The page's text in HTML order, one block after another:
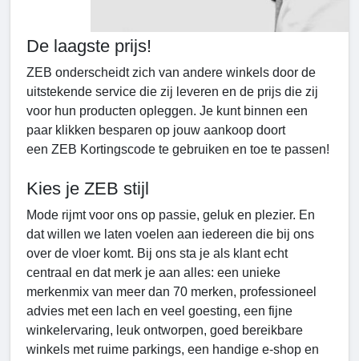
De laagste prijs!
ZEB onderscheidt zich van andere winkels door de
uitstekende service die zij leveren en de prijs die zij
voor hun producten opleggen. Je kunt binnen een
paar klikken besparen op jouw aankoop doort
een ZEB Kortingscode te gebruiken en toe te passen!
Kies je ZEB stijl
Mode rijmt voor ons op passie, geluk en plezier. En
dat willen we laten voelen aan iedereen die bij ons
over de vloer komt. Bij ons sta je als klant echt
centraal en dat merk je aan alles: een unieke
merkenmix van meer dan 70 merken, professioneel
advies met een lach en veel goesting, een fijne
winkelervaring, leuk ontworpen, goed bereikbare
winkels met ruime parkings, een handige e-shop en